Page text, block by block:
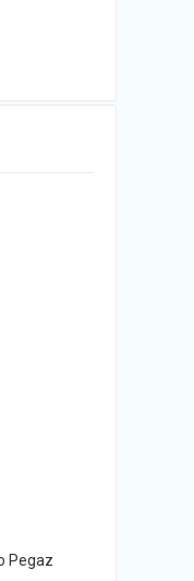
Pegaz